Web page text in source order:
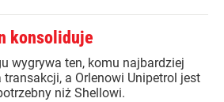
konsoliduje
wygrywa ten, komu najbardziej
transakcji, a Orlenowi Unipetrol jest
niż Shellowi.